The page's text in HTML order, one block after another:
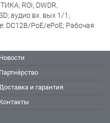
ROI, DWDR,
аудио вх. вых 1/1;
DC12В/PoE/ePoE; Рабочая
Новости
Партнёрство
и гарантия
Контакты